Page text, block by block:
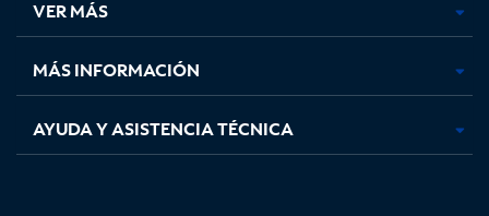
pestaña
nueva
pestaña
nueva
pestaña
nuevanueva
VER MÁS
MÁS INFORMACIÓN
AYUDA Y ASISTENCIA TÉCNICA